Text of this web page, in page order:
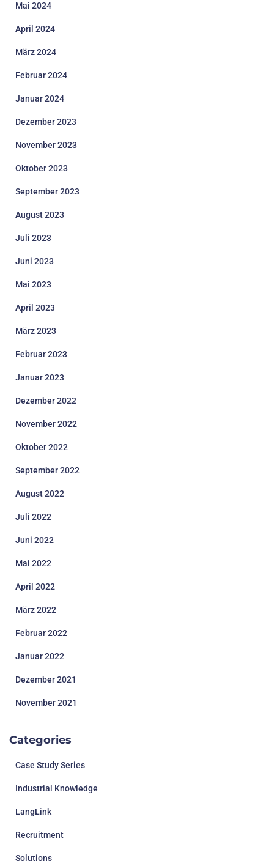
Mai 2024
April 2024
März 2024
Februar 2024
Januar 2024
Dezember 2023
November 2023
Oktober 2023
September 2023
August 2023
Juli 2023
Juni 2023
Mai 2023
April 2023
März 2023
Februar 2023
Januar 2023
Dezember 2022
November 2022
Oktober 2022
September 2022
August 2022
Juli 2022
Juni 2022
Mai 2022
April 2022
März 2022
Februar 2022
Januar 2022
Dezember 2021
November 2021
Categories
Case Study Series
Industrial Knowledge
LangLink
Recruitment
Solutions